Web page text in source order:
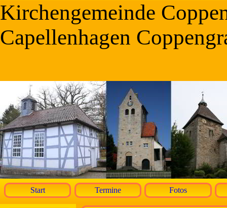
Kirchengemeinde
Capellenhagen
Start Termine Fotos